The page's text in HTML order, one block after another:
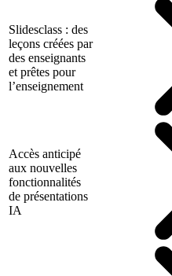
Slidesclass : des
leçons créées par
des enseignants
et prêtes pour
l’enseignement
Accès anticipé
aux nouvelles
fonctionnalités
de présentations
IA